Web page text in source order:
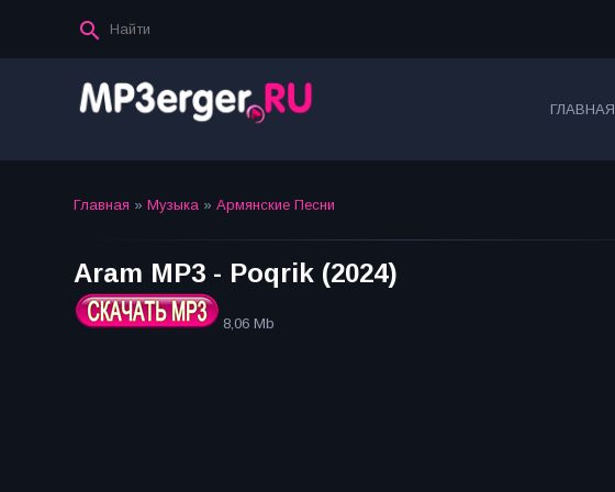
ГЛАВНАЯ
Главная » Музыка » Армянские Песни
Aram MP3 - Poqrik (2024)
8,06 Mb